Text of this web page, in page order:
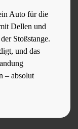
Auto für die
Dellen und
Stoßstange.
und das
– absolut